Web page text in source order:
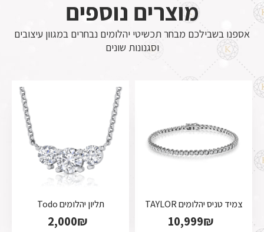
מוצרים נוספים
אספנו בשבילכם מבחר תכשיטי יהלומים נבחרים במגוון עיצובים
וסגנונות שונים
צמיד טניס יהלומים TAYLOR
10,999₪
תליון יהלומים Todo
2,000₪